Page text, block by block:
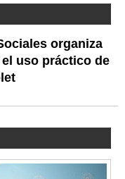
organiza
uso práctico de